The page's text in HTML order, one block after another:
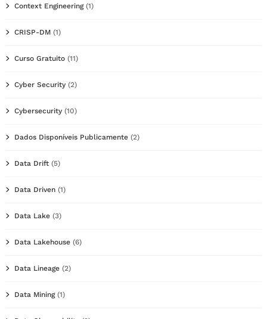
Context Engineering(1)
CRISP-DM (1)
Curso Gratuito (11)
Cyber Security (2)
Cybersecurity (10)
Dados Disponíveis Publicamente (2)
Data Drift (5)
Data Driven (1)
Data Lake (3)
Data Lakehouse (6)
Data Lineage (2)
Data Mining(1)